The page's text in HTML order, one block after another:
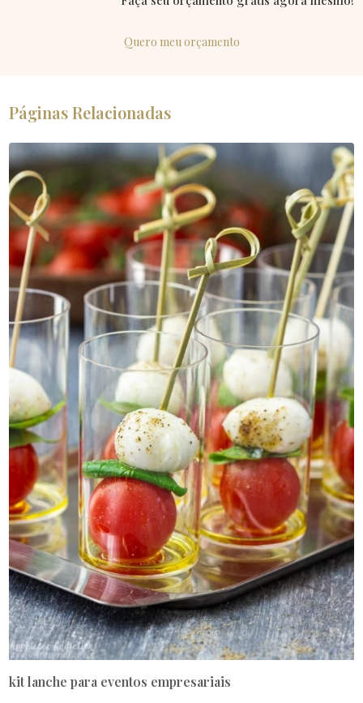
Quero meu orçamento
Páginas Relacionadas
kit lanche para eventos empresariais